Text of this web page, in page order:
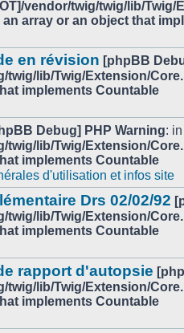
vendor/twig/twig/lib/Twig/
an array or an object that
en révision [phpBB
twig/lib/Twig/Extension/
implements Countable
Debug] PHP Warning:
twig/lib/Twig/Extension/
implements Countable
d'utilisation et infos site
Drs 02/02/92
twig/lib/Twig/Extension/
implements Countable
rapport d'autopsie
twig/lib/Twig/Extension/
implements Countable